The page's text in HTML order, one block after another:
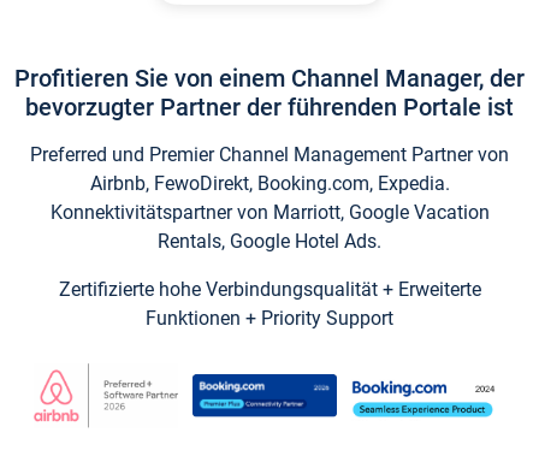
Profitieren Sie von einem Channel Manager, der
bevorzugter Partner der führenden Portale ist
Preferred und Premier Channel Management Partner von
Airbnb, FewoDirekt, Booking.com, Expedia.
Konnektivitätspartner von Marriott, Google Vacation
Rentals, Google Hotel Ads.
Zertifizierte hohe Verbindungsqualität + Erweiterte
Funktionen + Priority Support